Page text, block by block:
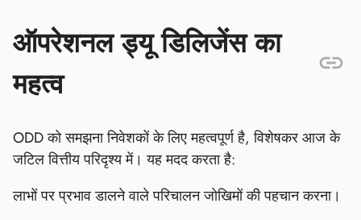
ऑपरेशनल ड्यू डिलिजेंस का
महत्व
ODD को समझना निवेशकों के लिए महत्वपूर्ण है, विशेषकर आज के
जटिल वित्तीय परिदृश्य में। यह मदद करता है:
लाभों पर प्रभाव डालने वाले परिचालन जोखिमों की पहचान करना।